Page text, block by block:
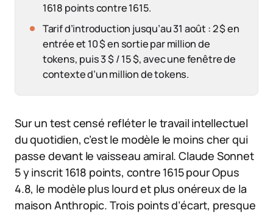
1618 points contre 1615.
Tarif d’introduction jusqu’au 31 août : 2 $ en
entrée et 10 $ en sortie par million de
tokens, puis 3 $ / 15 $, avec une fenêtre de
contexte d’un million de tokens.
Sur un test censé refléter le travail intellectuel
du quotidien, c’est le modèle le moins cher qui
passe devant le vaisseau amiral. Claude Sonnet
5 y inscrit 1618 points, contre 1615 pour Opus
4.8, le modèle plus lourd et plus onéreux de la
maison Anthropic. Trois points d’écart, presque